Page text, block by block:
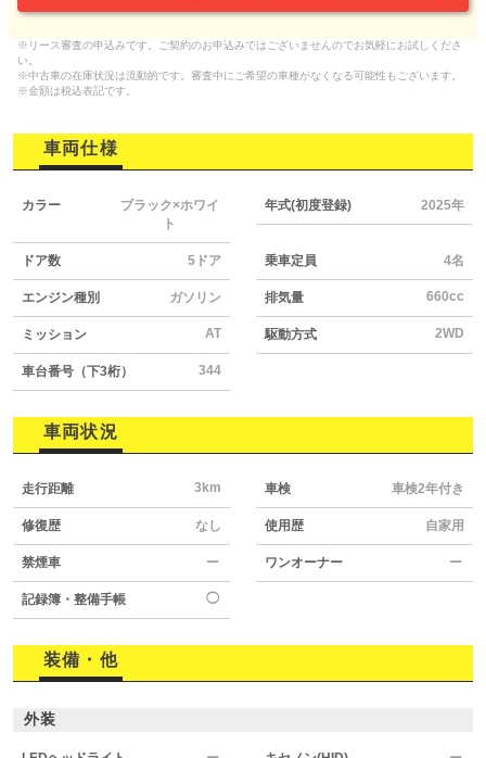
※リース審査の申込みです。ご契約のお申込みではございませんのでお気軽にお試しくださ
い。
※中古車の在庫状況は流動的です。審査中にご希望の車種がなくなる可能性もございます。
※金額は税込表記です。
車両仕様
カラー
ブラック×ホワイ
ト
年式(初度登録) 2025年
ドア数 5ドア 乗車定員 4名
エンジン種別 ガソリン 排気量 660cc
ミッション AT 駆動方式 2WD
車台番号（下3桁） 344
車両状況
走行距離 3km 車検 車検2年付き
修復歴 なし 使用歴 自家用
禁煙車 ー ワンオーナー ー
記録簿・整備手帳 ◯
装備・他
外装